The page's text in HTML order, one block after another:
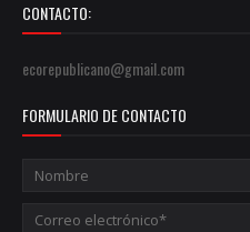
CONTACTO:
ecorepublicano@gmail.com
FORMULARIO DE CONTACTO